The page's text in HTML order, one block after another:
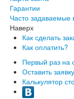
Гарантии
Часто задаваемые
Наверх
Как сделать
Как оплатить?
Первый раз на
Оставить заявку
Калькулятор